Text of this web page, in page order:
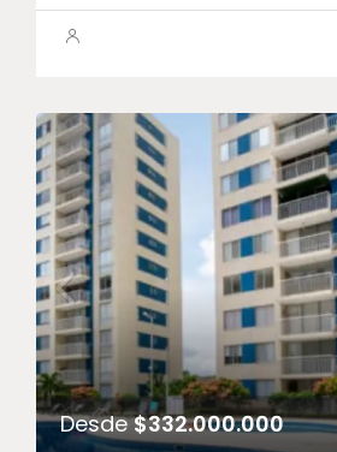
Desde$332.000.000